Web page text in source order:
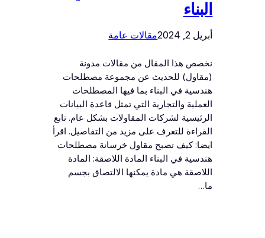
البناء
أبريل 2, 2024 مقالات عامة
نخصص هذا المقال من مقالات مدونة
(مقاول) للحديث عن مجموعة مصطلحات
هندسية في البناء بما فيها المصطلحات
العملية والتجارية التي تمثل قاعدة البيانات
الرئيسية لشركات المقاولات بشكل عام. تابع
القراءة للتعرف على مزيد من التفاصيل. اقرأ
ايضا: كيف تصبح مقاول خرسانة مصطلحات
هندسية في البناء المادة اللاصقة: المادة
اللاصقة هي مادة يمكنها الالتصاق بجسم
ما…